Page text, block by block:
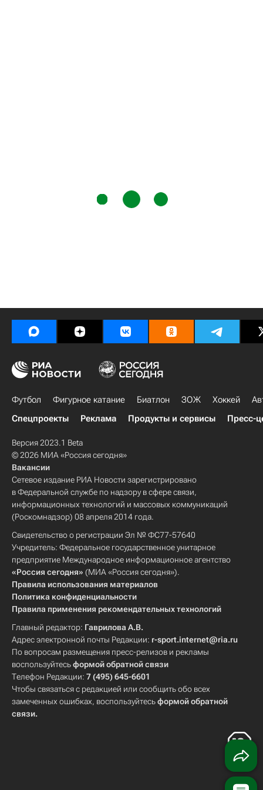
Футбол Фигурное катание Биатлон ЗОЖ Хоккей
Спецпроекты
Реклама Продукты и сервисы Пресс-
Версия 2023.1 Beta
© 2026 МИА «Россия сегодня»
Вакансии
Сетевое издание РИА Новости зарегистрировано
в Федеральной службе по надзору в сфере связи,
информационных технологий и массовых коммуникаций
(Роскомнадзор) 08 апреля 2014 года.
Свидетельство о регистрации Эл № ФС77-57640
Учредитель: Федеральное государственное унитарное
предприятие Международное информационное агентство
«Россия сегодня» (МИА «Россия сегодня»).
Правила использования материалов
Политика конфиденциальности
Правила применения рекомендательных технологий
Главный редактор: Гаврилова А.В.
Адрес электронной почты Редакции: r-sport.internet@ria.ru
По вопросам размещения пресс-релизов и рекламы
воспользуйтесьформой обратной связи
Телефон Редакции: 7 (495) 645-6601
Чтобы связаться с редакцией или сообщить обо всех
замеченных ошибках, воспользуйтесьформой обратной
связи.